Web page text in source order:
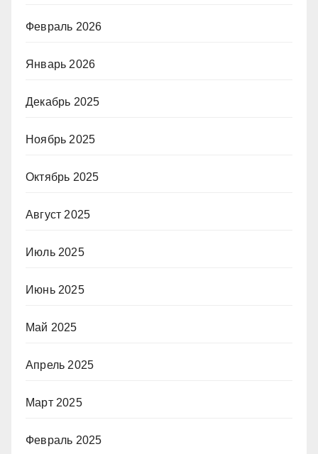
Февраль 2026
Январь 2026
Декабрь 2025
Ноябрь 2025
Октябрь 2025
Август 2025
Июль 2025
Июнь 2025
Май 2025
Апрель 2025
Март 2025
Февраль 2025